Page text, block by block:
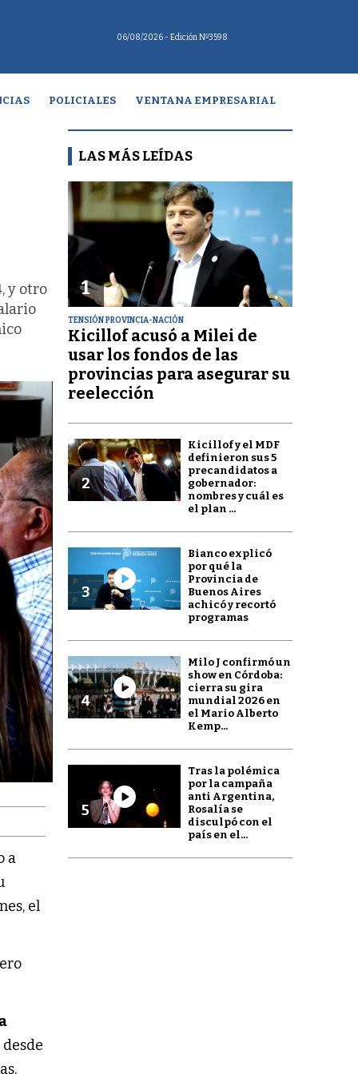
06/08/2026 - Edición Nº3598
POLICIALES VENTANA EMPRESARIAL
y otro
a
el
LAS MÁS LEÍDAS
1
TENSIÓN PROVINCIA-NACIÓN
Kicillof acusó a Milei de
usar los fondos de las
provincias para asegurar su
reelección
2
Kicillof y el MDF
definieron sus 5
precandidatos a
gobernador:
nombres y cuál es
el plan ...
3
Bianco explicó
por qué la
Provincia de
Buenos Aires
achicó y recortó
programas
4
Milo J confirmó un
show en Córdoba:
cierra su gira
mundial 2026 en
el Mario Alberto
Kemp...
5
Tras la polémica
por la campaña
anti Argentina,
Rosalía se
disculpó con el
país en el...